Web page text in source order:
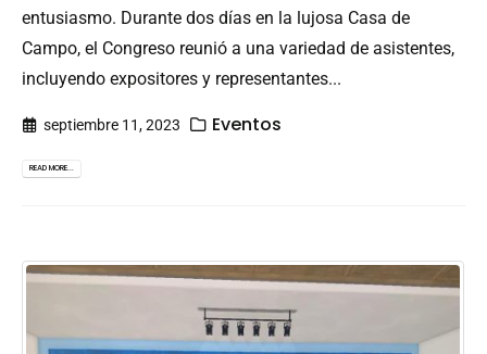
entusiasmo. Durante dos días en la lujosa Casa de
Campo, el Congreso reunió a una variedad de asistentes,
incluyendo expositores y representantes...
septiembre 11, 2023 Eventos
READ MORE...